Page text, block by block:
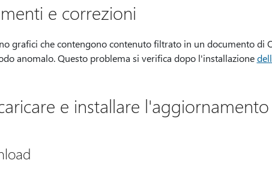
e correzioni
grafici che contengono contenuto filtrato in un documento di
anomalo. Questo problema si verifica dopo l'installazione
e installare l'aggiornamento